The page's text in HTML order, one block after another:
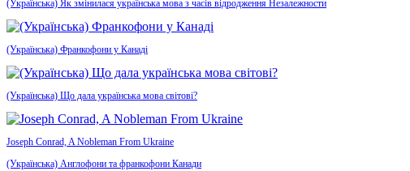
(Українська) Як змінилася українська мова з часів відродження Незалежности
(Українська) Франкофони у Канаді
(Українська) Що дала українська мова світові?
Joseph Conrad, A Nobleman From Ukraine
(Українська) Англофони та франкофони Канади